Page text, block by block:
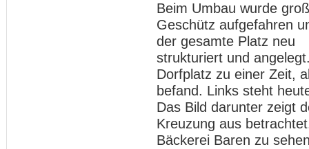
Beim Umbau wurde
Geschütz aufgefahren
der gesamte Platz neu
strukturiert und
Dorfplatz zu einer Zeit,
befand. Links steht
Das Bild darunter zeigt
Kreuzung aus
Bäckerei Baren zu